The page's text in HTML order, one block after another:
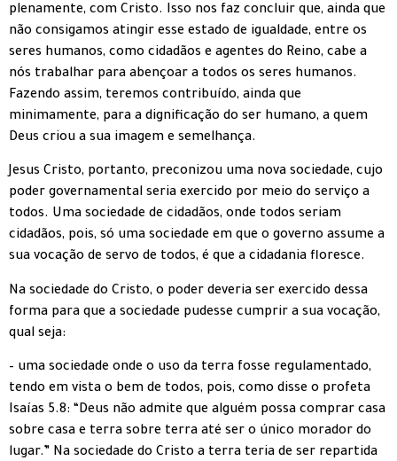
plenamente, com Cristo. Isso nos faz concluir que, ainda que
não consigamos atingir esse estado de igualdade, entre os
seres humanos, como cidadãos e agentes do Reino, cabe a
nós trabalhar para abençoar a todos os seres humanos.
Fazendo assim, teremos contribuído, ainda que
minimamente, para a dignificação do ser humano, a quem
Deus criou a sua imagem e semelhança.
Jesus Cristo, portanto, preconizou uma nova sociedade, cujo
poder governamental seria exercido por meio do serviço a
todos. Uma sociedade de cidadãos, onde todos seriam
cidadãos, pois, só uma sociedade em que o governo assume a
sua vocação de servo de todos, é que a cidadania floresce.
Na sociedade do Cristo, o poder deveria ser exercido dessa
forma para que a sociedade pudesse cumprir a sua vocação,
qual seja:
– uma sociedade onde o uso da terra fosse regulamentado,
tendo em vista o bem de todos, pois, como disse o profeta
Isaías 5.8: “Deus não admite que alguém possa comprar casa
sobre casa e terra sobre terra até ser o único morador do
lugar.” Na sociedade do Cristo a terra teria de ser repartida